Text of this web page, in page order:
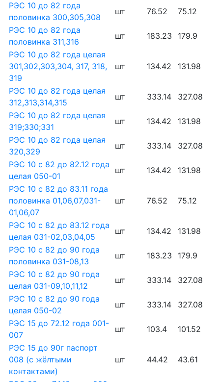
РЭС 10 до 82 года
половинка 300,305,308
шт 76.52
75.12
РЭС 10 до 82 года
половинка 311,316
шт 183.23
179.9
РЭС 10 до 82 года целая
301,302,303,304, 317, 318,
319
шт 134.42 131.98
РЭС 10 до 82 года целая
312,313,314,315
шт 333.14
327.08
РЭС 10 до 82 года целая
319;330;331
шт 134.42
131.98
РЭС 10 до 82 года целая
320,329
шт 333.14
327.08
РЭС 10 с 82 до 82.12 года
целая 050-01
шт 134.42
131.98
РЭС 10 с 82 до 83.11 года
половинка 01,06,07,031-
01,06,07
шт 76.52 75.12
РЭС 10 с 82 до 83.12 года
целая 031-02,03,04,05
шт 134.42
131.98
РЭС 10 с 82 до 90 года
половинка 031-08,13
шт 183.23
179.9
РЭС 10 с 82 до 90 года
целая 031-09,10,11,12
шт 333.14
327.08
РЭС 10 с 82 до 90 года
целая 050-02
шт 333.14
327.08
РЭС 15 до 72.12 года 001-
007
шт 103.4
101.52
РЭС 15 до 90г паспорт
008 (с жёлтыми
контактами)
шт 44.42 43.61